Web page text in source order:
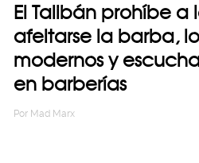
El Talibán prohíbe a
afeitarse la barba,
modernos y
en barberías
Por Mad Marx